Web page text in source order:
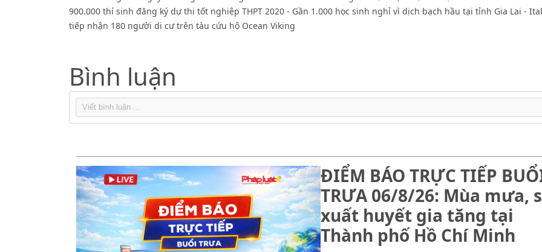
900.000 thí sinh đăng ký dự thi tốt nghiệp THPT 2020 - Gần 1.000 học sinh nghỉ vì dịch bạch hầu tại tỉnh Gia Lai -
tiếp nhận 180 người di cư trên tàu cứu hộ Ocean Viking
Bình luận
ĐIỂM BÁO TRỰC TIẾP
TRƯA 06/8/26: Mùa mưa,
xuất huyết gia tăng tại
Thành phố Hồ Chí Minh